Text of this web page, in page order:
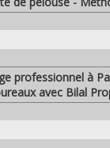
professionnel à
avec Bilal